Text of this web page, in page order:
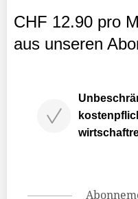
CHF 12.90 pro
aus unseren